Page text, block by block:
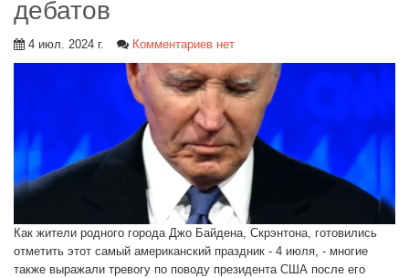
дебатов
4 июл. 2024 г. Комментариев нет
Как жители родного города Джо Байдена, Скрэнтона, готовились
отметить этот самый американский праздник - 4 июля, - многие
также выражали тревогу по поводу президента США после его